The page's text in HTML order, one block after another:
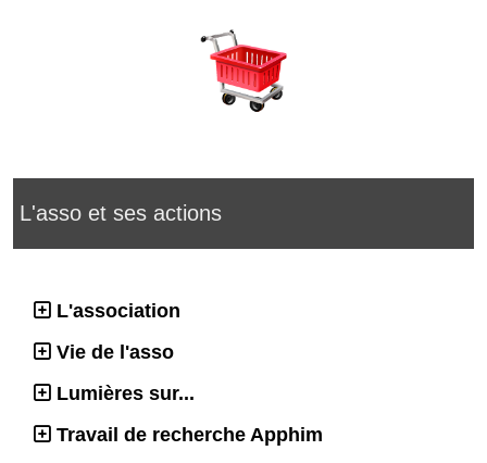
L'asso et ses actions
L'association
Vie de l'asso
Lumières sur...
Travail de recherche Apphim